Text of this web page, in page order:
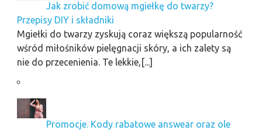
Jak zrobić domową mgiełkę do twarzy?
Przepisy DIY i składniki
Mgiełki do twarzy zyskują coraz większą popularność
wśród miłośników pielęgnacji skóry, a ich zalety są
nie do przecenienia. Te lekkie,[...]
Promocje. Kody rabatowe answear oraz ole